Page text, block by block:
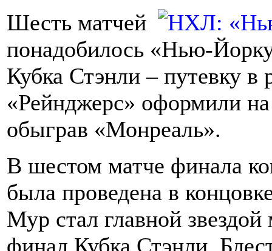
Шесть матчей
понадобилось «Нью-
Кубка Стэнли – путевку
«Рейнджерс» оформили
обыграв «Монреаль».
В шестом матче финала
была проведена в
Мур стал главной
финал Кубка Стэнли.